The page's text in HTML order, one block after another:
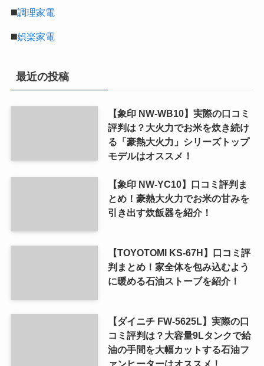
◼️調理家電
◼️娯楽家電
最近の投稿
【象印 NW-WB10】実際の口コミ
評判は？大火力でお米を炊き続け
る「豪熱大火力」シリーズトップ
モデルはオススメ！
【象印 NW-YC10】口コミ評判ま
とめ！豪熱大火力でお米の甘みを
引き出す炊飯器を紹介！
【TOYOTOMI KS-67H】口コミ評
判まとめ！家全体を包み込むよう
に暖める石油ストーブを紹介！
【ダイニチ FW-5625L】実際の口
コミ評判は？大容量9Lタンクで給
油の手間を大幅カットする石油フ
ァンヒーターはオススメ！